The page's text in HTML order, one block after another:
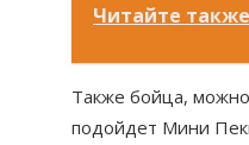
Читайте
Также бойца,
подойдет Мини